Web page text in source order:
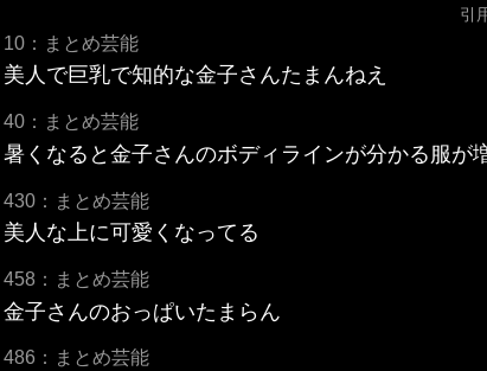
引
10：まとめ芸能
美人で巨乳で知的な金子さんたまんねえ
40：まとめ芸能
暑くなると金子さんのボディラインが分かる服が
430：まとめ芸能
美人な上に可愛くなってる
458：まとめ芸能
金子さんのおっぱいたまらん
486：まとめ芸能